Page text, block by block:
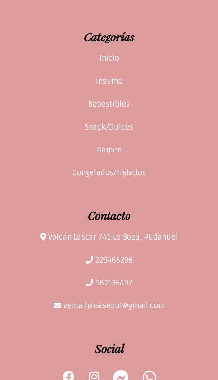
Categorías
Inicio
Insumo
Bebestibles
Snack/Dulces
Ramen
Congelados/Helados
Contacto
Volcan Lascar 741 Lo Boza, Pudahuel
229465296
962135497
venta.hanaseoul@gmail.com
Social